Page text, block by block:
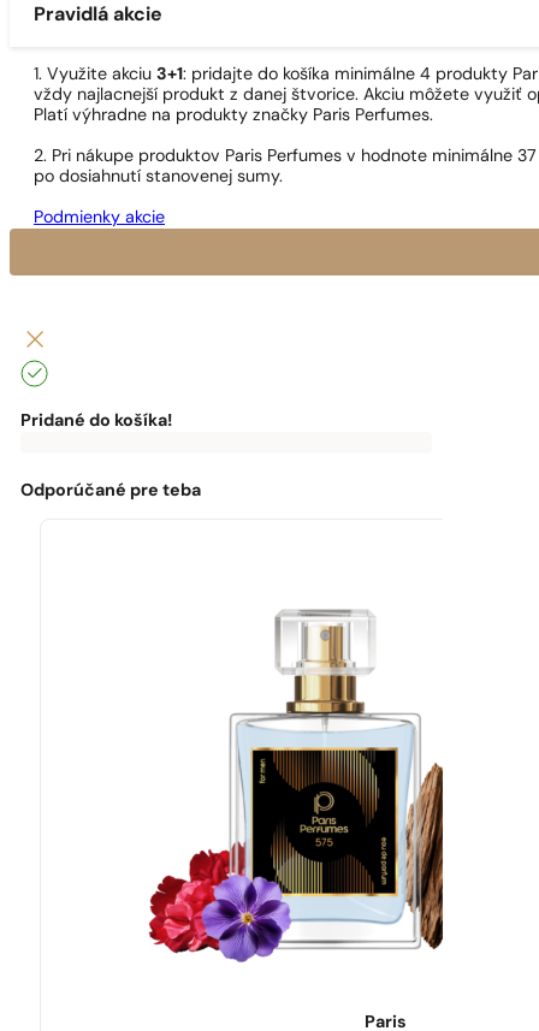
Pravidlá akcie
1. Využite akciu 3+1: pridajte do košíka minimálne 4 produkty
vždy najlacnejší produkt z danej štvorice. Akciu môžete využiť
Platí výhradne na produkty značky Paris Perfumes.
2. Pri nákupe produktov Paris Perfumes v hodnote minimálne
po dosiahnutí stanovenej sumy.
Podmienky akcie
Pridané do košíka!
zadarmo
ti
Odporúčané pre teba
Paris